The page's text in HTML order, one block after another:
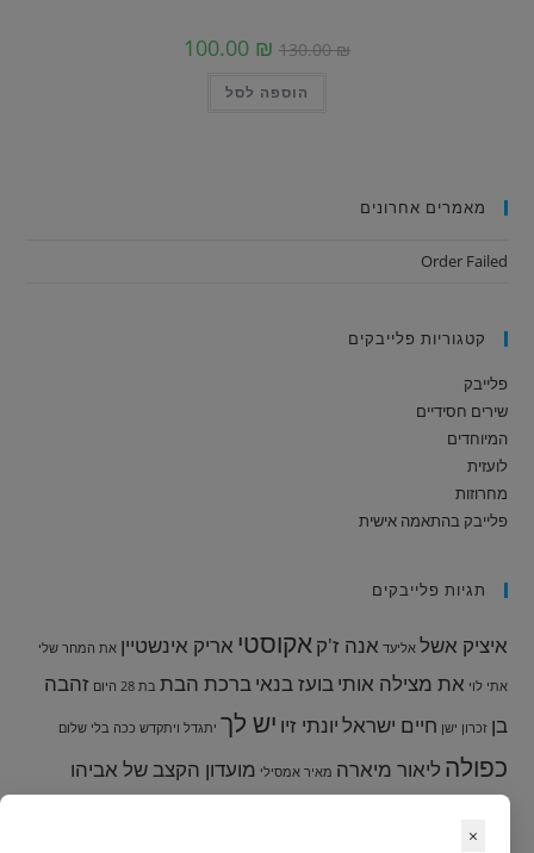
130.00₪
100.00 ₪
הוספה לסל
מאמרים אחרונים
Order Failed
קטגוריות פלייבקים
פלייבק
שירים חסידיים
המיוחדים
לועזית
מחרוזות
פלייבק בהתאמה אישית
תגיות פלייבקים
איציק אשל אליעד אנה ז'ק אקוסטי אריק אינשטיין את המחר שלי
אתי לוי את מצילה אותיבועז בנאיברכת הבת בת 28 היום זהבה
בן זכרון ישן חיים ישראליונתי זיו יש לך יתגדל ויתקדש ככה בלי שלום
כפולה ליאור מיארה מאיר אמסילי מועדון הקצב של אביהו
×